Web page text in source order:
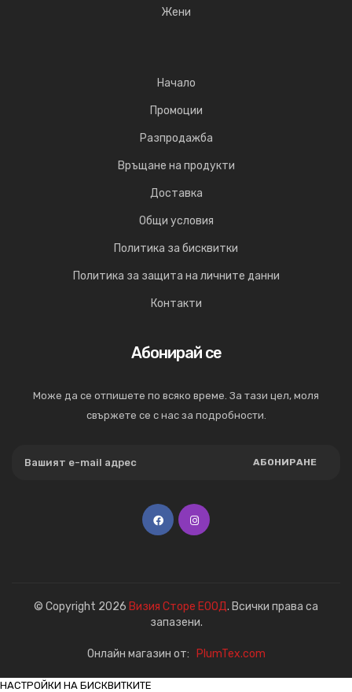
Жени
Начало
Промоции
Разпродажба
Връщане на продукти
Доставка
Общи условия
Политика за бисквитки
Политика за защита на личните данни
Контакти
Абонирай се
Може да се отпишете по всяко време. За тази цел, моля
свържете се с нас за подробности.
АБОНИРАНЕ
© Copyright 2026 Визия Сторе ЕООД. Всички права са
запазени.
Онлайн магазин от: PlumTex.com
НАСТРОЙКИ НА БИСКВИТКИТЕ